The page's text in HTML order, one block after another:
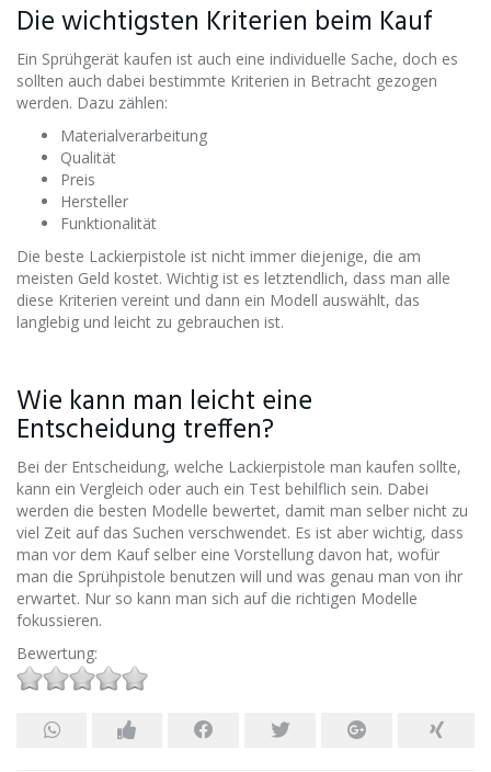
Die wichtigsten Kriterien beim Kauf
Ein Sprühgerät kaufen ist auch eine individuelle Sache, doch es
sollten auch dabei bestimmte Kriterien in Betracht gezogen
werden. Dazu zählen:
Materialverarbeitung
Qualität
Preis
Hersteller
Funktionalität
Die beste Lackierpistole ist nicht immer diejenige, die am
meisten Geld kostet. Wichtig ist es letztendlich, dass man alle
diese Kriterien vereint und dann ein Modell auswählt, das
langlebig und leicht zu gebrauchen ist.
Wie kann man leicht eine
Entscheidung treffen?
Bei der Entscheidung, welche Lackierpistole man kaufen sollte,
kann ein Vergleich oder auch ein Test behilflich sein. Dabei
werden die besten Modelle bewertet, damit man selber nicht zu
viel Zeit auf das Suchen verschwendet. Es ist aber wichtig, dass
man vor dem Kauf selber eine Vorstellung davon hat, wofür
man die Sprühpistole benutzen will und was genau man von ihr
erwartet. Nur so kann man sich auf die richtigen Modelle
fokussieren.
Bewertung: